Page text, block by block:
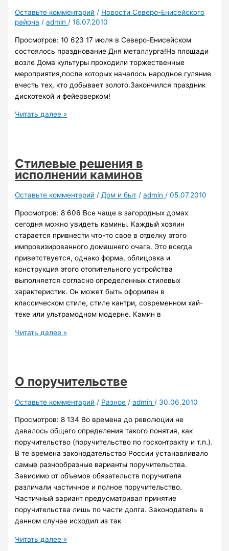
Оставьте комментарий / Новости Северо-Енисейского
района /admin /18.07.2010
Просмотров: 10 623 17 июля в Северо-Енисейском
состоялось празднование Дня металлурга!На площади
возле Дома культуры проходили торжественные
мероприятия,после которых началось народное гуляние
вчесть тех, кто добывает золото.Закончился праздник
дискотекой и фейерверком!
17
Енисейском
состоялось
празднование
Дня
Читать далее »
Стилевые решения в
исполнении каминов
Оставьте комментарий /Дом и быт /admin/05.07.2010
Просмотров: 8 606 Все чаще в загородных домах
сегодня можно увидеть камины. Каждый хозяин
старается привнести что-то свое в отделку этого
импровизированного домашнего очага. Это всегда
приветствуется, однако форма, облицовка и
конструкция этого отопительного устройства
выполняется согласно определенных стилевых
характеристик. Он может быть оформлен в
классическом стиле, стиле кантри, современном хай-
теке или ультрамодном модерне. Камин в
Стилевые
каминов
Читать далее »
О поручительстве
Оставьте комментарий / Разное /admin / 30.06.2010
Просмотров: 8 134 Во времена до революции не
давалось общего определения такого понятия, как
поручительство (поручительство по госконтракту и т.п.).
В те времена законодательство России устанавливало
самые разнообразные варианты поручительства.
Зависимо от объемов обязательств поручителя
различали частичное и полное поручительство.
Частичный вариант предусматривал принятие
поручительства лишь по части долга. Законодатель в
данном случае исходил из так
О
Читать далее »